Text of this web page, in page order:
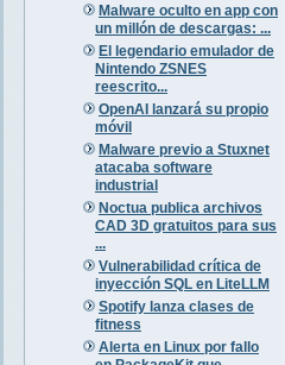
Malware oculto en app con
un millón de descargas: ...
El legendario emulador de
Nintendo ZSNES
reescrito...
OpenAI lanzará su propio
móvil
Malware previo a Stuxnet
atacaba software
industrial
Noctua publica archivos
CAD 3D gratuitos para sus
...
Vulnerabilidad crítica de
inyección SQL en LiteLLM
Spotify lanza clases de
fitness
Alerta en Linux por fallo